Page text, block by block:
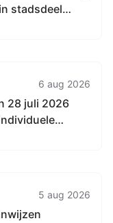
stadsdeel
6 aug 2026
28 juli 2026
5 aug 2026